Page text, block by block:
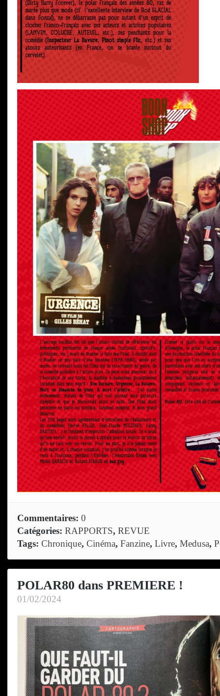
Commentaires: 0
Catégories: RAPPORTS, REVUE
Tags: Chronique, Cinéma, Fanzine, Livre, Medusa,
POLAR80 dans PREMIERE !
01/02/2024